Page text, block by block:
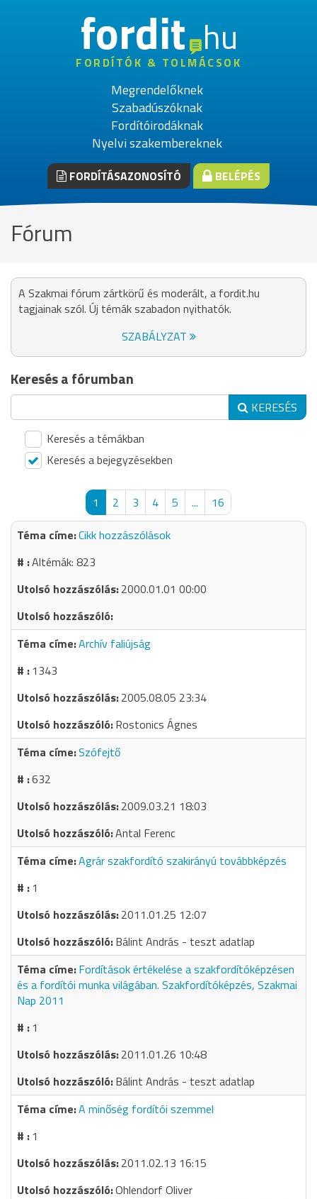
fordithu
FORDÍTÓK & TOLMÁCSOK
Megrendelőknek
Szabadúszóknak
Fordítóirodáknak
Nyelvi szakembereknek
FORDÍTÁSAZONOSÍTÓ BELÉPÉS
Fórum
A Szakmai fórum zártkörű és moderált, a fordit.hu
tagjainak szól. Új témák szabadon nyithatók.
SZABÁLYZAT
Keresés a fórumban
KERESÉS
Keresés a témákban
Keresés a bejegyzésekben
1 2 3 4 5 ...
16
Cikk hozzászólások
Altémák: 823
2000.01.01 00:00
Archív faliújság
1343
2005.08.05 23:34
Rostonics Ágnes
Szófejtő
632
2009.03.21 18:03
Antal Ferenc
Agrár szakfordító szakirányú továbbképzés
1
2011.01.25 12:07
Bálint András - teszt adatlap
Fordítások értékelése a szakfordítóképzésen
és a fordítói munka világában. Szakfordítóképzés, Szakmai
Nap 2011
1
2011.01.26 10:48
Bálint András - teszt adatlap
A minőség fordítói szemmel
1
2011.02.13 16:15
Ohlendorf Oliver